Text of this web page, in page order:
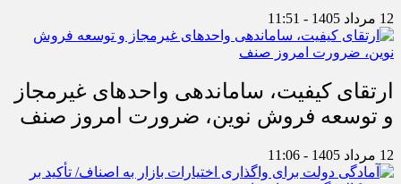
12 مرداد 1405 - 11:51
ارتقای کیفیت، ساماندهی واحدهای غیرمجاز
و توسعه فروش نوین، ضرورت امروز صنف
12 مرداد 1405 - 11:06